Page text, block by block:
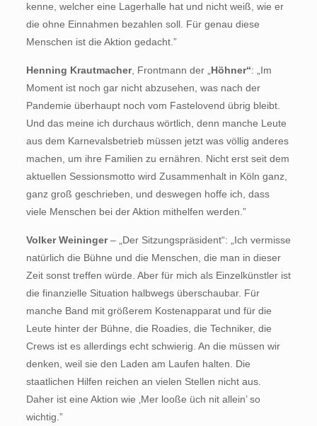
kenne, welcher eine Lagerhalle hat und nicht weiß, wie er
die ohne Einnahmen bezahlen soll. Für genau diese
Menschen ist die Aktion gedacht.”
Henning Krautmacher, Frontmann der „ Höhner“: „Im
Moment ist noch gar nicht abzusehen, was nach der
Pandemie überhaupt noch vom Fastelovend übrig bleibt.
Und das meine ich durchaus wörtlich, denn manche Leute
aus dem Karnevalsbetrieb müssen jetzt was völlig anderes
machen, um ihre Familien zu ernähren. Nicht erst seit dem
aktuellen Sessionsmotto wird Zusammenhalt in Köln ganz,
ganz groß geschrieben, und deswegen hoffe ich, dass
viele Menschen bei der Aktion mithelfen werden.”
Volker Weininger– „Der Sitzungspräsident“: „Ich vermisse
natürlich die Bühne und die Menschen, die man in dieser
Zeit sonst treffen würde. Aber für mich als Einzelkünstler ist
die finanzielle Situation halbwegs überschaubar. Für
manche Band mit größerem Kostenapparat und für die
Leute hinter der Bühne, die Roadies, die Techniker, die
Crews ist es allerdings echt schwierig. An die müssen wir
denken, weil sie den Laden am Laufen halten. Die
staatlichen Hilfen reichen an vielen Stellen nicht aus.
Daher ist eine Aktion wie ‚Mer looße üch nit allein’ so
wichtig.”